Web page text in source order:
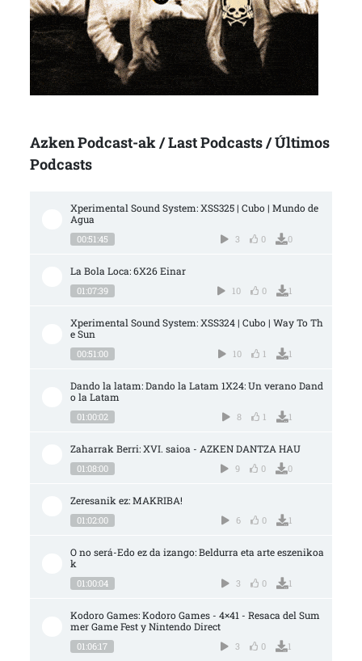
Azken Podcast-ak / Last Podcasts / Últimos
Podcasts
Xperimental Sound System: XSS325 | Cubo | Mundo de
Agua
00:51:45 3 0 0
La Bola Loca: 6X26 Einar
01:07:39 10 0 1
Xperimental Sound System: XSS324 | Cubo | Way To Th
e Sun
00:51:00 10 1 1
Dando la latam: Dando la Latam 1X24: Un verano Dand
o la Latam
01:00:02 8 1 1
Zaharrak Berri: XVI. saioa - AZKEN DANTZA HAU
01:08:00 9 0 0
Zeresanik ez: MAKRIBA!
01:02:00 6 0 1
O no será-Edo ez da izango: Beldurra eta arte eszenikoa
k
01:00:04 3 0 1
Kodoro Games: Kodoro Games - 4×41 - Resaca del Sum
mer Game Fest y Nintendo Direct
01:06:17 3 0 1